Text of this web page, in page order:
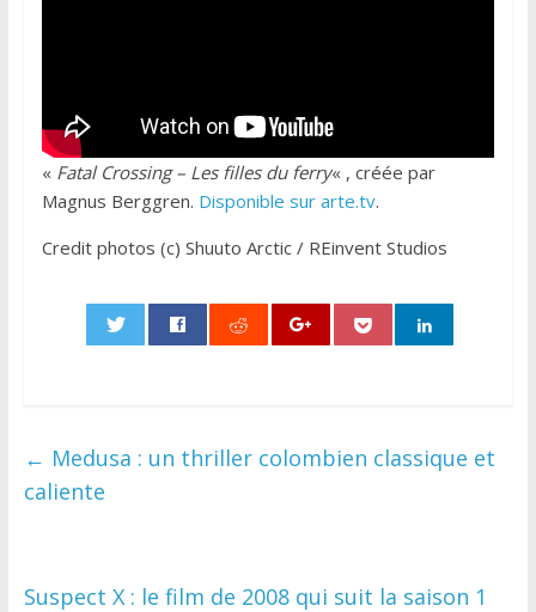
« Fatal Crossing – Les filles du ferry« , créée par
Magnus Berggren. Disponible sur arte.tv.
Credit photos (c) Shuuto Arctic / REinvent Studios
← Medusa : un thriller colombien classique et
caliente
Suspect X : le film de 2008 qui suit la saison 1